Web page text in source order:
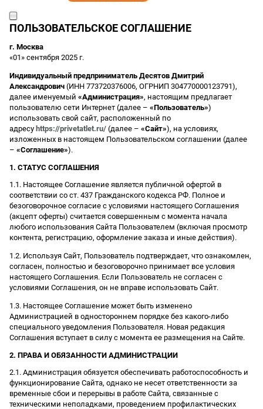
ПОЛЬЗОВАТЕЛЬСКОЕ СОГЛАШЕНИЕ
г. Москва
«01» сентября 2025 г.
Индивидуальный предприниматель Десятов Дмитрий
Александрович (ИНН 773720376006, ОГРНИП 304770000123791),
далее именуемый «Администрация», настоящим предлагает
пользователю сети Интернет (далее – «Пользователь»)
использовать свой сайт, расположенный по
адресу https://privetatlet.ru/ (далее – «Сайт»), на условиях,
изложенных в настоящем Пользовательском соглашении (далее
– «Соглашение»).
1. СТАТУС СОГЛАШЕНИЯ
1.1. Настоящее Соглашение является публичной офертой в
соответствии со ст. 437 Гражданского кодекса РФ. Полное и
безоговорочное согласие с условиями настоящего Соглашения
(акцепт оферты) считается совершенным с момента начала
любого использования Сайта Пользователем (включая просмотр
контента, регистрацию, оформление заказа и иные действия).
1.2. Используя Сайт, Пользователь подтверждает, что ознакомлен,
согласен, полностью и безоговорочно принимает все условия
настоящего Соглашения. Если Пользователь не согласен с
условиями Соглашения, он не вправе использовать Сайт.
1.3. Настоящее Соглашение может быть изменено
Администрацией в одностороннем порядке без какого-либо
специального уведомления Пользователя. Новая редакция
Соглашения вступает в силу с момента ее размещения на Сайте.
2. ПРАВА И ОБЯЗАННОСТИ АДМИНИСТРАЦИИ
2.1. Администрация обязуется обеспечивать работоспособность и
функционирование Сайта, однако не несет ответственности за
временные сбои и перерывы в работе Сайта, связанные с
техническими неполадками, проведением профилактических